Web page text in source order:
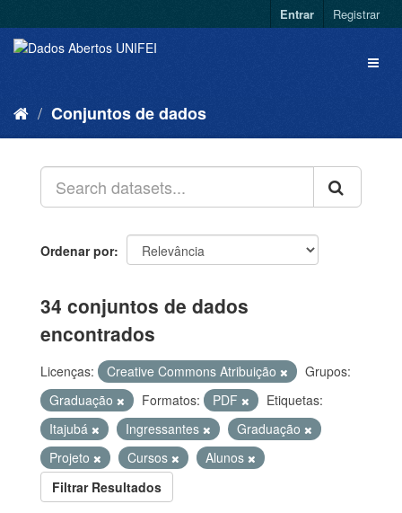
Entrar Registrar
Conjuntos de dados
Ordenar por
34 conjuntos de dados
encontrados
Licenças: Creative Commons Atribuição
Grupos:
Graduação
Formatos: PDF
Etiquetas:
Itajubá
Ingressantes
Graduação
Projeto
Cursos
Alunos
Filtrar Resultados